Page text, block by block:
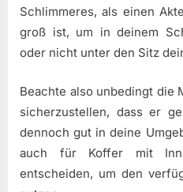
Schlimmeres, als einen
groß ist, um in deinem
oder nicht unter den Sitz
Beachte also unbedingt die
sicherzustellen, dass er
dennoch gut in deine
auch für Koffer mit
entscheiden, um den